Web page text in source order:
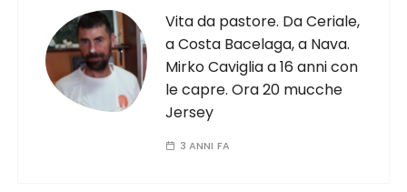
Vita da pastore. Da Ceriale,
a Costa Bacelaga, a Nava.
Mirko Caviglia a 16 anni con
le capre. Ora 20 mucche
Jersey
3 ANNI FA